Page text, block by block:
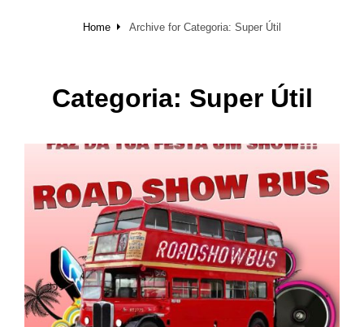
Home Archive for Categoria: Super Útil
Categoria: Super Útil